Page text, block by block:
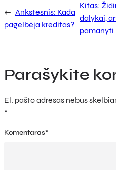
← Ankstesnis: Kada
pagelbėja kreditas?
Kitas:
dalykai,
pamanyti
Parašykite
El. pašto adresas nebus
*
Komentaras*